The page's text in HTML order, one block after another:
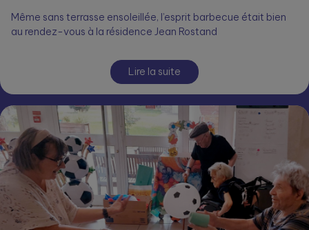
Même sans terrasse ensoleillée, l’esprit barbecue était bien
au rendez-vous à la résidence Jean Rostand
Lire la suite